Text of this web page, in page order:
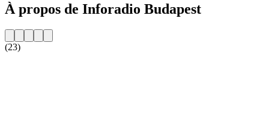
À propos de Inforadio Budapest
(23)